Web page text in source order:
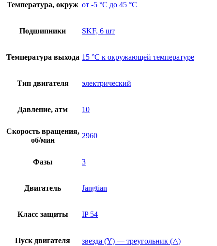
Температура, окруж от -5 °C до 45 °C
Подшипники SKF, 6 шт
Температура выхода 15 °C к окружающей температуре
Тип двигателя электрический
Давление, атм 10
Скорость вращения,
об/мин
2960
Фазы 3
Двигатель Jangtian
Класс защиты IP 54
Пуск двигателя звезда (Y) — треугольник (△)